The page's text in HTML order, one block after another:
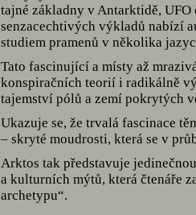
tajné základny v Antarktidě,
senzacechtivých výkladů nabízí
studiem pramenů v několika
Tato fascinující a místy až
konspiračních teorií i radikálně
tajemství pólů a zemí pokrytých
Ukazuje se, že trvalá fascinace
– skryté moudrosti, která se v
Arktos tak představuje
a kulturních mýtů, která čtenáře
archetypu“.